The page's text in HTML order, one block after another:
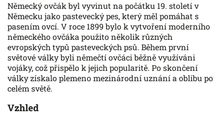
Německý ovčák byl vyvinut na počátku 19. století v
Německu jako pastevecký pes, který měl pomáhat s
pasením ovcí. V roce 1899 bylo k vytvoření moderního
německého ovčáka použito několik různých
evropských typů pasteveckých psů. Během první
světové války byli němečtí ovčáci běžně využíváni
vojáky, což přispělo k jejich popularitě. Po skončení
války získalo plemeno mezinárodní uznání a oblibu po
celém světě.
Vzhled